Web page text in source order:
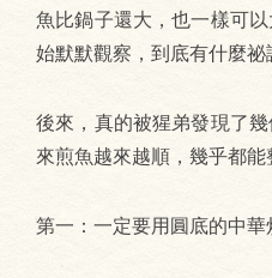
魚比鍋子還大，也一樣可
始默默觀察，到底有什麼祕
後來，真的被猩弟發現了
來煎魚越來越順，幾乎都能
第一：一定要用圓底的中華